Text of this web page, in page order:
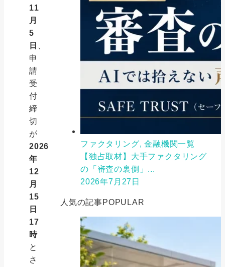
11
月
5
日
申
請
受
付
締
切
が
2026
年
12
月
15
日
17
時
と
さ
ファクタリング, 金融機関一覧
【独占取材】大手ファクタリング
の「審査の裏側」...
2026年7月27日
人気の記事POPULAR